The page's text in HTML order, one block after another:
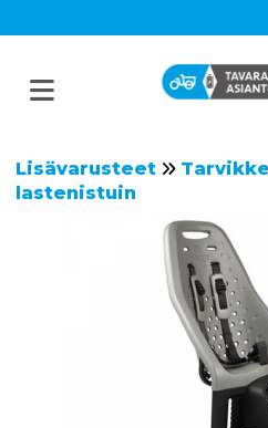
Lisävarusteet
lastenistuin